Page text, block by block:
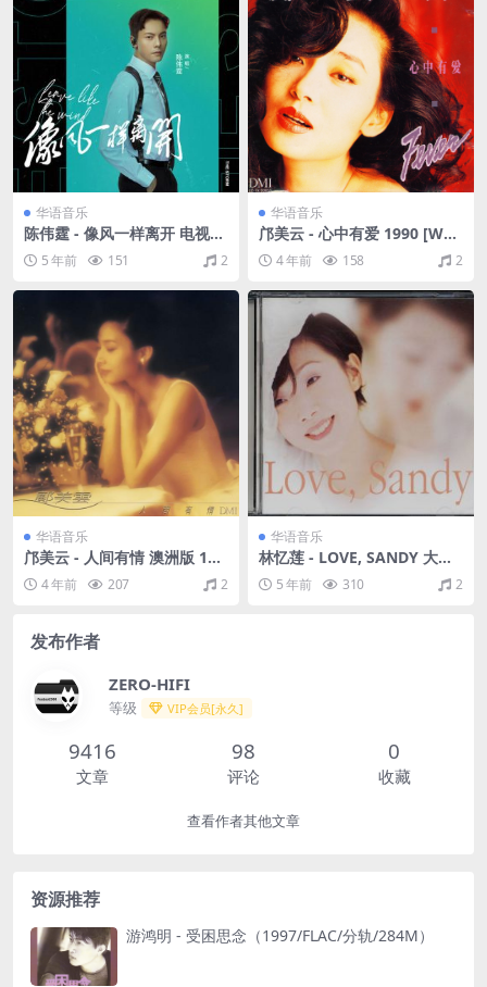
华语音乐
陈伟霆 - 像风一样离开 电视剧
《风暴舞》主题曲（Flac/28.2
M）5 年前 151 2
华语音乐
邝美云 - 心中有爱 1990 [WAV
+CUE/整轨/441M]
4 年前 158 2
华语音乐
邝美云 - 人间有情 澳洲版 199
0 [WAV+CUE/整轨/444M]
4 年前 207 2
华语音乐
林忆莲 - LOVE, SANDY 大碟1
8 滚石台湾版 1995（WAV+C
UE/整轨/509M）
5 年前 310 2
发布作者
ZERO-HIFI
等级 VIP会员[永久]
9416
文章
98
评论
0
收藏
查看作者其他文章
资源推荐
游鸿明 - 受困思念（1997/FLAC/分轨/284M）